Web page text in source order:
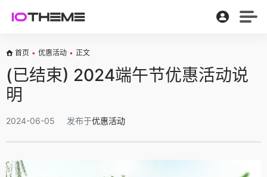
首页 • 优惠活动 • 正文
(已结束) 2024端午节优惠活动说
明
2024-06-05 发布于优惠活动